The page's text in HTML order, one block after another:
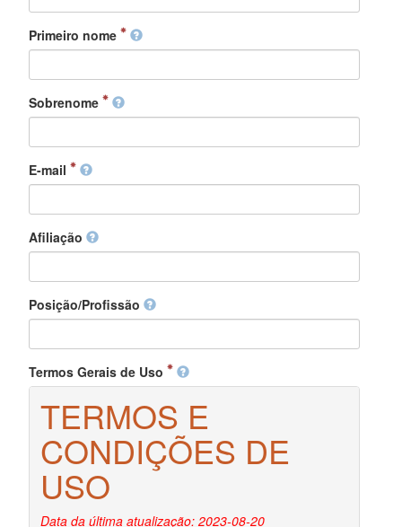
Primeiro nome
Sobrenome
E-mail
Afiliação
Posição/Profissão
Termos Gerais de Uso
TERMOS E
CONDIÇÕES DE
USO
Data da última atualização: 2023-08-20